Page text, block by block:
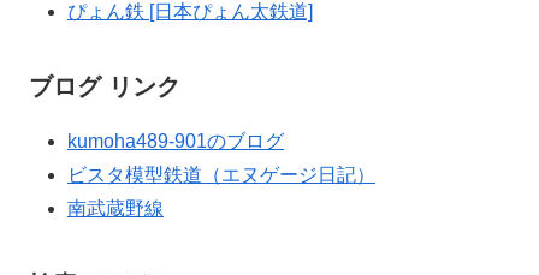
ぴょん鉄 [日本ぴょん太鉄道]
ブログ リンク
kumoha489-901のブログ
ビスタ模型鉄道（エヌゲージ日記）
南武蔵野線